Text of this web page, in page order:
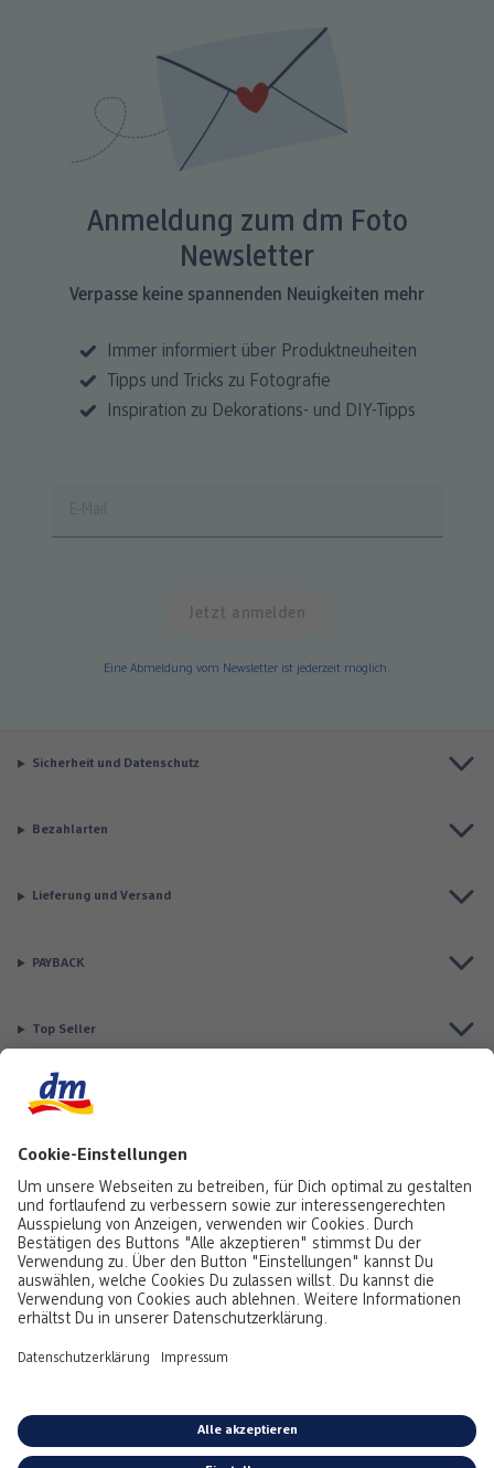
Anmeldung zum dm Foto
Newsletter
Verpasse keine spannenden Neuigkeiten mehr
Immer informiert über Produktneuheiten
Tipps und Tricks zu Fotografie
Inspiration zu Dekorations- und DIY-Tipps
Eine Abmeldung vom Newsletter ist jederzeit möglich.
Sicherheit und Datenschutz
Bezahlarten
Lieferung und Versand
PAYBACK
Top Seller
Aktuell besonders beliebt
Service & Auftragsstatus
Informationen
Rufe uns gerne an:0441 18131903 Montag bis Samstag: 8:00 – 20:00 Uhr,
Sonntag: 10:00 - 18:00 Uhr